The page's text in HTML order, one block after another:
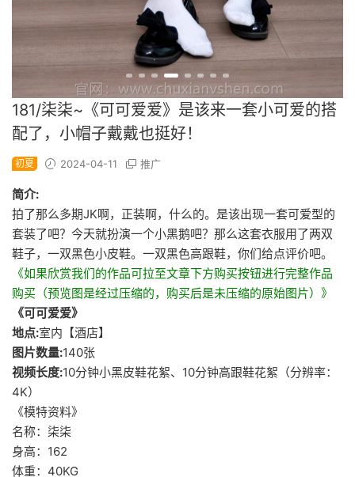
181/柒柒~《可可爱爱》是该来一套小可爱的搭
配了，小帽子戴戴也挺好！
初夏 2024-04-11 推广
简介:
拍了那么多期JK啊，正装啊，什么的。是该出现一套可爱型的
套装了吧？今天就扮演一个小黑鹅吧？那么这套衣服用了两双
鞋子，一双黑色小皮鞋。一双黑色高跟鞋，你们给点评价吧。
《如果欣赏我们的作品可拉至文章下方购买按钮进行完整作品
购买（预览图是经过压缩的，购买后是未压缩的原始图片）》
《可可爱爱》
地点:室内【酒店】
图片数量:140张
视频长度:10分钟小黑皮鞋花絮、10分钟高跟鞋花絮（分辨率：
4K）
《模特资料》
名称：柒柒
身高：162
体重：40KG